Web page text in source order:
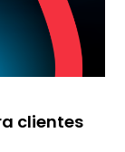
clientes